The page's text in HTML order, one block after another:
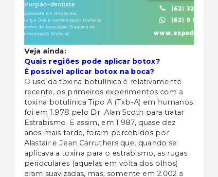
Veja ainda:
Quais regiões pode aplicar botox?
É possível aplicar botox na boca?
O uso da toxina botulínica é relativamente
recente, os primeiros experimentos com a
toxina botulínica Tipo A (Txb-A) em humanos
foi em 1.978 pelo Dr. Alan Scoth para tratar
Estrabismo. E assim, em 1.987, quase dez
anos mais tarde, foram percebidos por
Alastair e Jean Carruthers que, quando se
aplicava a toxina para o estrabismo, as rugas
perioculares (aquelas em volta dos olhos)
eram suavizadas, mas, somente em 2.002 a